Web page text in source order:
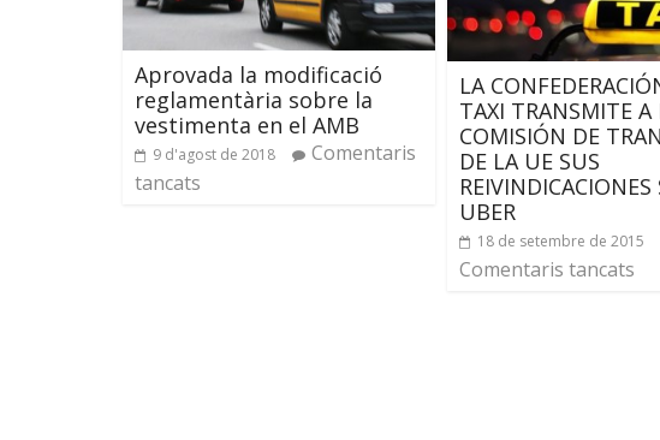
Aprovada la modificació
reglamentària sobre la
vestimenta en el AMB
9 d'agost de 2018
Comentaris
tancats
LA
TAXI TRANSMITE A
COMISIÓN DE
DE LA UE SUS
REIVINDICACIONES
UBER
18 de setembre de 2015
Comentaris tancats